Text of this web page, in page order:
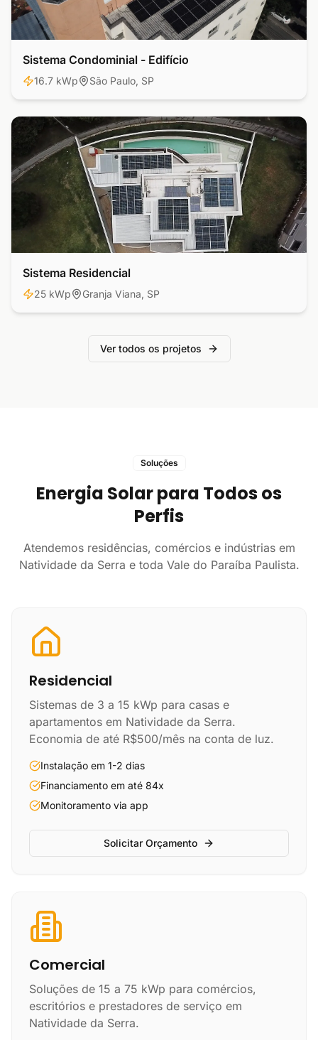
Comercial
Sistema Condominial - Edifício
16.7 kWp São Paulo, SP
Residencial
Sistema Residencial
25 kWp Granja Viana, SP
Ver todos os projetos
Soluções
Energia Solar para Todos os
Perfis
Atendemos residências, comércios e indústrias em
Natividade da Serra e toda Vale do Paraíba Paulista.
Residencial
Sistemas de 3 a 15 kWp para casas e
apartamentos em Natividade da Serra.
Economia de até R$500/mês na conta de luz.
Instalação em 1-2 dias
Financiamento em até 84x
Monitoramento via app
Solicitar Orçamento
Comercial
Soluções de 15 a 75 kWp para comércios,
escritórios e prestadores de serviço em
Natividade da Serra.